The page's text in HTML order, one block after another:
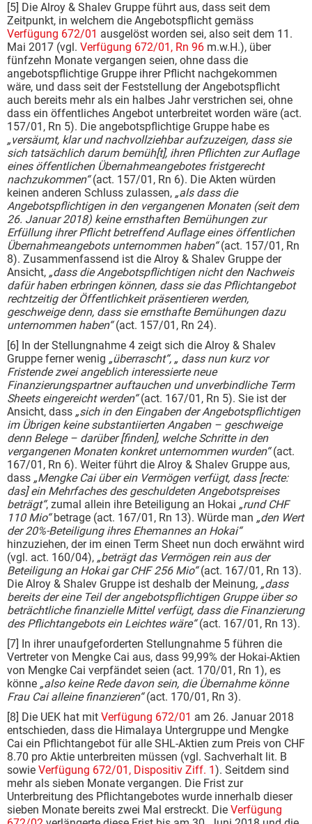
[5] Die Alroy & Shalev Gruppe führt aus, dass seit dem
Zeitpunkt, in welchem die Angebotspflicht gemäss
Verfügung 672/01 ausgelöst worden sei, also seit dem 11.
Mai 2017 (vgl. Verfügung 672/01, Rn 96 m.w.H.), über
fünfzehn Monate vergangen seien, ohne dass die
angebotspflichtige Gruppe ihrer Pflicht nachgekommen
wäre, und dass seit der Feststellung der Angebotspflicht
auch bereits mehr als ein halbes Jahr verstrichen sei, ohne
dass ein öffentliches Angebot unterbreitet worden wäre (act.
157/01, Rn 5). Die angebotspflichtige Gruppe habe es
„versäumt, klar und nachvollziehbar aufzuzeigen, dass sie
sich tatsächlich darum bemüh[t], ihren Pflichten zur Auflage
eines öffentlichen Übernahmeangebotes fristgerecht
nachzukommen“(act. 157/01, Rn 6). Die Akten würden
keinen anderen Schluss zulassen, „als dass die
Angebotspflichtigen in den vergangenen Monaten (seit dem
26. Januar 2018) keine ernsthaften Bemühungen zur
Erfüllung ihrer Pflicht betreffend Auflage eines öffentlichen
Übernahmeangebots unternommen haben“(act. 157/01, Rn
8). Zusammenfassend ist die Alroy & Shalev Gruppe der
Ansicht, „dass die Angebotspflichtigen nicht den Nachweis
dafür haben erbringen können, dass sie das Pflichtangebot
rechtzeitig der Öffentlichkeit präsentieren werden,
geschweige denn, dass sie ernsthafte Bemühungen dazu
unternommen haben“(act. 157/01, Rn 24).
[6] In der Stellungnahme 4 zeigt sich die Alroy & Shalev
Gruppe ferner wenig „überrascht“, „ dass nun kurz vor
Fristende zwei angeblich interessierte neue
Finanzierungspartner auftauchen und unverbindliche Term
Sheets eingereicht werden“(act. 167/01, Rn 5). Sie ist der
Ansicht, dass „sich in den Eingaben der Angebotspflichtigen
im Übrigen keine substantiierten Angaben – geschweige
denn Belege – darüber [finden], welche Schritte in den
vergangenen Monaten konkret unternommen wurden“(act.
167/01, Rn 6). Weiter führt die Alroy & Shalev Gruppe aus,
dass „Mengke Cai über ein Vermögen verfügt, dass [recte:
das] ein Mehrfaches des geschuldeten Angebotspreises
beträgt“, zumal allein ihre Beteiligung an Hokai „rund CHF
110 Mio“betrage (act. 167/01, Rn 13). Würde man „den Wert
der 20%-Beteiligung ihres Ehemannes an Hokai“
hinzuziehen, der im einen Term Sheet nun doch erwähnt wird
(vgl. act. 160/04), „beträgt das Vermögen rein aus der
Beteiligung an Hokai gar CHF 256 Mio“(act. 167/01, Rn 13).
Die Alroy & Shalev Gruppe ist deshalb der Meinung, „dass
bereits der eine Teil der angebotspflichtigen Gruppe über so
beträchtliche finanzielle Mittel verfügt, dass die Finanzierung
des Pflichtangebots ein Leichtes wäre“(act. 167/01, Rn 13).
[7] In ihrer unaufgeforderten Stellungnahme 5 führen die
Vertreter von Mengke Cai aus, dass 99,99% der Hokai-Aktien
von Mengke Cai verpfändet seien (act. 170/01, Rn 1), es
könne „also keine Rede davon sein, die Übernahme könne
Frau Cai alleine finanzieren“(act. 170/01, Rn 3).
[8] Die UEK hat mit Verfügung 672/01 am 26. Januar 2018
entschieden, dass die Himalaya Untergruppe und Mengke
Cai ein Pflichtangebot für alle SHL-Aktien zum Preis von CHF
8.70 pro Aktie unterbreiten müssen (vgl. Sachverhalt lit. B
sowie Verfügung 672/01, Dispositiv Ziff. 1). Seitdem sind
mehr als sieben Monate vergangen. Die Frist zur
Unterbreitung des Pflichtangebotes wurde innerhalb dieser
sieben Monate bereits zwei Mal erstreckt. Die Verfügung